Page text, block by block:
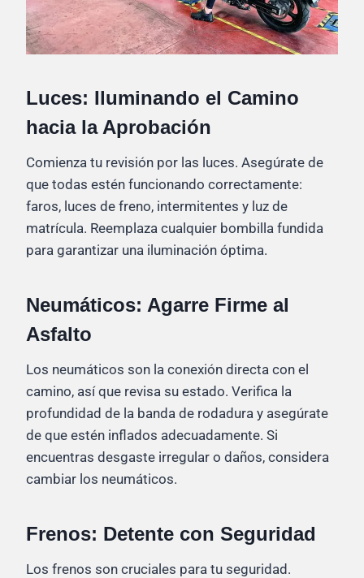
Luces: Iluminando el Camino
hacia la Aprobación
Comienza tu revisión por las luces. Asegúrate de
que todas estén funcionando correctamente:
faros, luces de freno, intermitentes y luz de
matrícula. Reemplaza cualquier bombilla fundida
para garantizar una iluminación óptima.
Neumáticos: Agarre Firme al
Asfalto
Los neumáticos son la conexión directa con el
camino, así que revisa su estado. Verifica la
profundidad de la banda de rodadura y asegúrate
de que estén inflados adecuadamente. Si
encuentras desgaste irregular o daños, considera
cambiar los neumáticos.
Frenos: Detente con Seguridad
Los frenos son cruciales para tu seguridad.